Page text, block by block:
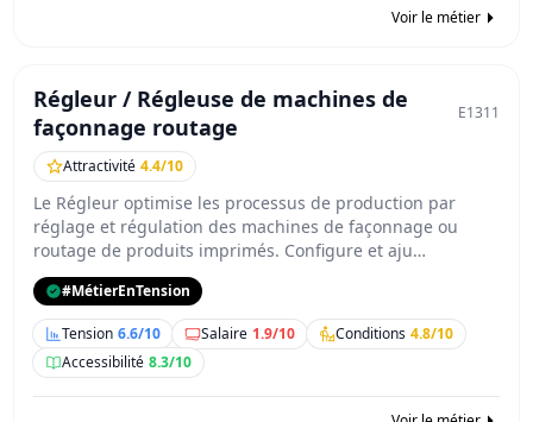
Voir le métier
Régleur / Régleuse de machines de
façonnage routage
E1311
Attractivité 4.4/10
Le Régleur optimise les processus de production par
réglage et régulation des machines de façonnage ou
routage de produits imprimés. Configure et aju…
#MétierEnTension
Tension 6.6/10 Salaire 1.9/10 Conditions 4.8/10
Accessibilité 8.3/10